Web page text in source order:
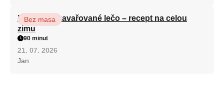
Babiččino zavařované lečo – recept na celou
zimu
Bez masa
90 minut
21. 07. 2026
Jan